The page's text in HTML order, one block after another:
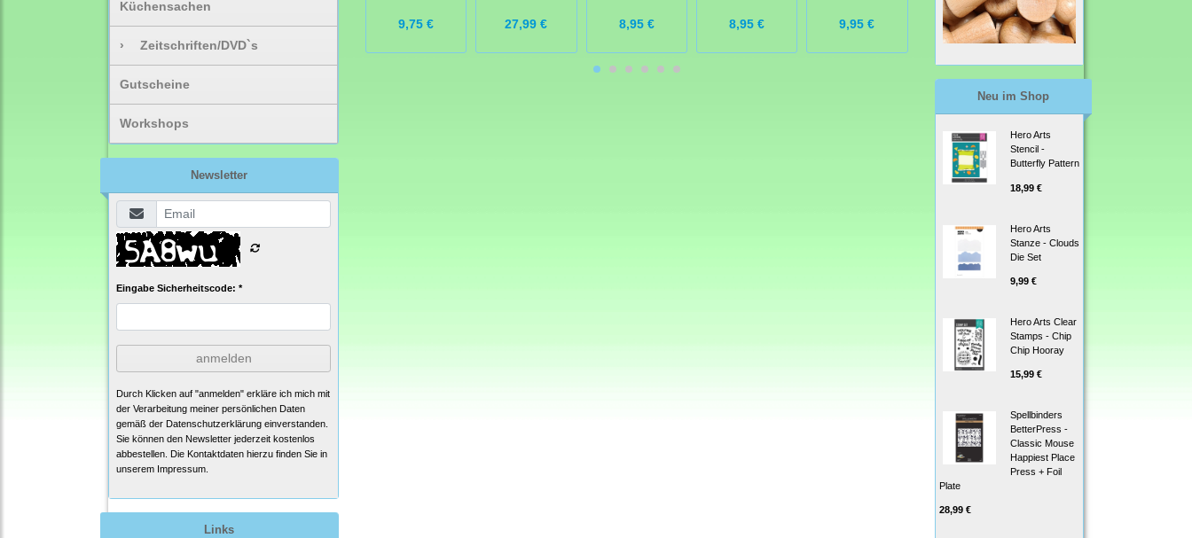
Küchensachen
› Zeitschriften/DVD`s
Gutscheine
Workshops
Newsletter
Eingabe Sicherheitscode: *
anmelden
Durch Klicken auf "anmelden" erkläre ich mich mit
der Verarbeitung meiner persönlichen Daten
gemäß der Datenschutzerklärung einverstanden.
Sie können den Newsletter jederzeit kostenlos
abbestellen. Die Kontaktdaten hierzu finden Sie in
unserem Impressum.
Links
9,75 € 27,99 € 8,95 € 8,95 € 9,95 € 19,99 € 8,95 €7,16 €
Neu im Shop
Hero Arts
Stencil -
Butterfly Pattern
18,99 €
Hero Arts
Stanze - Clouds
Die Set
9,99 €
Hero Arts Clear
Stamps - Chip
Chip Hooray
15,99 €
Spellbinders
BetterPress -
Classic Mouse
Happiest Place
Press + Foil
Plate
28,99 €